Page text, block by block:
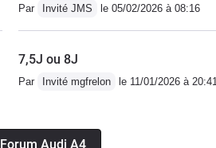
Par Invité JMS le 05/02/2026 à 08:16
7,5J ou 8J
Par Invité mgfrelon le 11/01/2026 à 20:41
Audi A4